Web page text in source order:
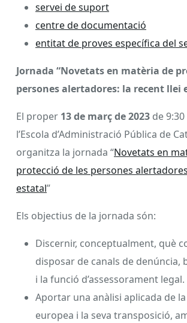
servei de suport
centre de documentació
entitat de proves específica del
Jornada “Novetats en matèria de
persones alertadores: la recent llei
El proper 13 de març de 2023 de
l’Escola d’Administració Pública de
organitza la jornada “Novetats en
protecció de les persones
estatal”
Els objectius de la jornada són:
Discernir, conceptualment, què
disposar de canals de denúncia,
i la funció d’assessorament legal.
Aportar una anàlisi aplicada de
europea i la seva transposició,